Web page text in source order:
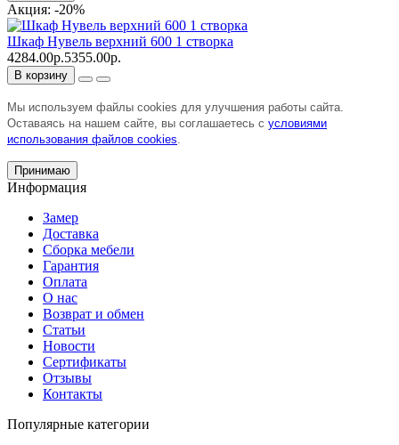
Акция: -20%
Шкаф Нувель верхний 600 1 створка
4284.00р.5355.00р.
В корзину
Мы используем файлы cookies для улучшения работы сайта.
Оставаясь на нашем сайте, вы соглашаетесь с условиями
использования файлов cookies
Принимаю
Информация
Замер
Доставка
Сборка мебели
Гарантия
Оплата
О нас
Возврат и обмен
Статьи
Новости
Сертификаты
Отзывы
Контакты
Популярные категории